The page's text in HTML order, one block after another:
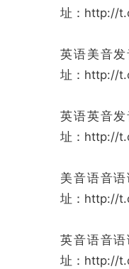
址： http://
英语美音
址： http://
英语英音
址： http://
美音语音
址： http://
英音语音
址： http://